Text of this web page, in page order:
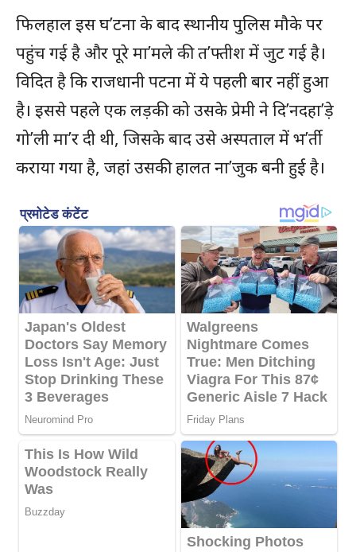
फिलहाल इस घ’टना के बाद स्थानीय पुलिस मौके पर
पहुंच गई है और पूरे मा’मले की त’फ्तीश में जुट गई है।
विदित है कि राजधानी पटना में ये पहली बार नहीं हुआ
है। इससे पहले एक लड़की को उसके प्रेमी ने दि’नदहा’ड़े
गो’ली मा’र दी थी, जिसके बाद उसे अस्पताल में भ’र्ती
कराया गया है, जहां उसकी हालत ना’जुक बनी हुई है।